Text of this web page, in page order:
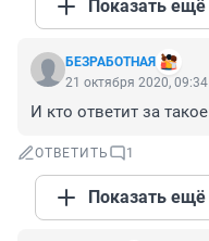
Показать ещё
БЕЗРАБОТНАЯ
21 октября 2020, 09:34
И кто ответит за
ОТВЕТИТЬ 1
Показать ещё